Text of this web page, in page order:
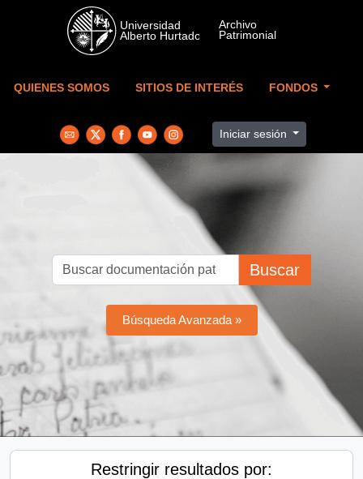
Skip to main content
QUIENES SOMOS SITIOS DE INTERÉS FONDOS
Iniciar sesión
Buscar
Búsqueda Avanzada »
Restringir resultados por: